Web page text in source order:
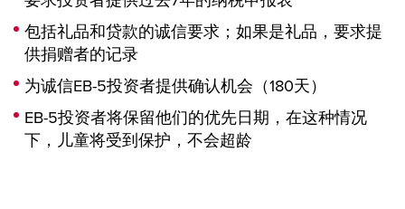
包括礼品和贷款的诚信要求；如果是礼品，要求提
供捐赠者的记录
为诚信EB-5投资者提供确认机会（180天）
EB-5投资者将保留他们的优先日期，在这种情况
下，儿童将受到保护，不会超龄